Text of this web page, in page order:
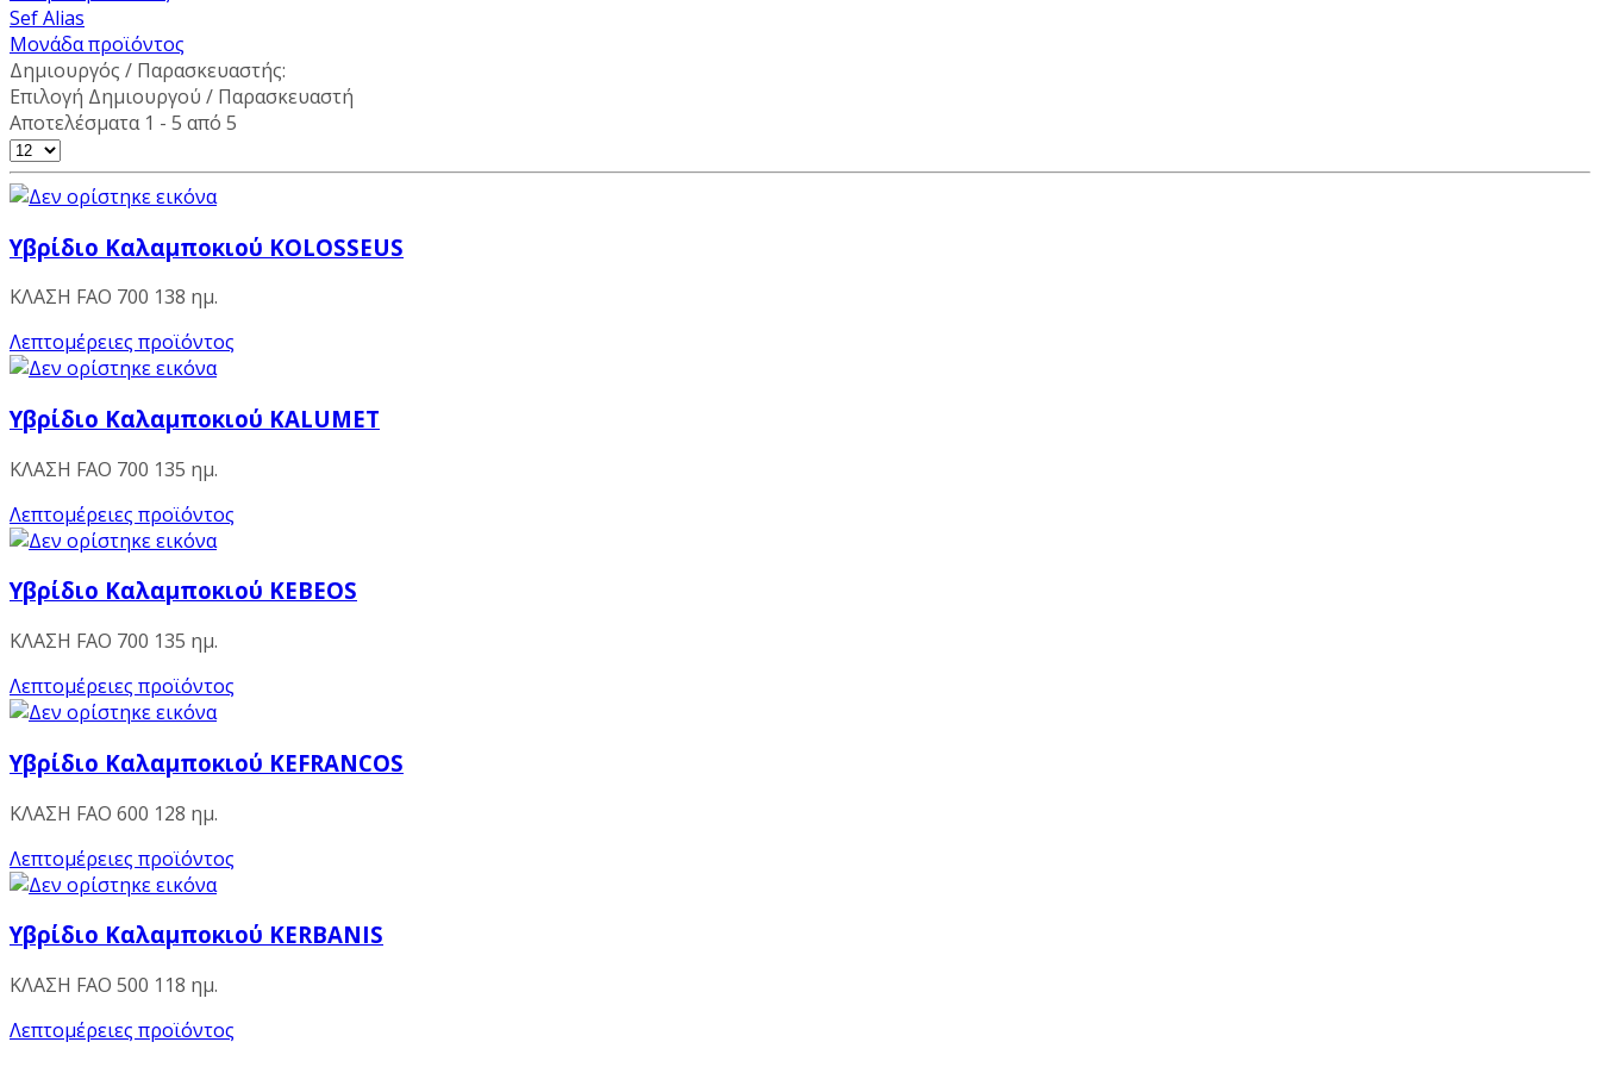
Sef Alias
Μονάδα προϊόντος
Δημιουργός / Παρασκευαστής:
Επιλογή Δημιουργού / Παρασκευαστή
Αποτελέσματα 1 - 5 από 5
Υβρίδιο Καλαμποκιού KOLOSSEUS
ΚΛΑΣΗ FAO 700 138 ημ.
Λεπτομέρειες προϊόντος
Υβρίδιο Καλαμποκιού KALUMET
ΚΛΑΣΗ FAO 700 135 ημ.
Λεπτομέρειες προϊόντος
Υβρίδιο Καλαμποκιού KEBEOS
ΚΛΑΣΗ FAO 700 135 ημ.
Λεπτομέρειες προϊόντος
Υβρίδιο Καλαμποκιού KEFRANCOS
ΚΛΑΣΗ FAO 600 128 ημ.
Λεπτομέρειες προϊόντος
Υβρίδιο Καλαμποκιού KERBANIS
ΚΛΑΣΗ FAO 500 118 ημ.
Λεπτομέρειες προϊόντος